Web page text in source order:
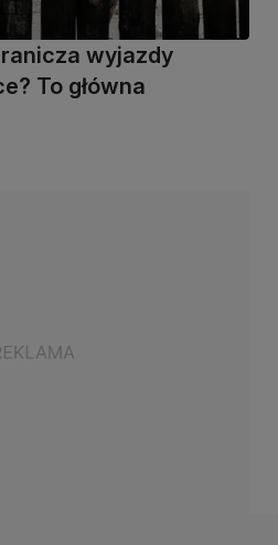
wyjazdy
To główna